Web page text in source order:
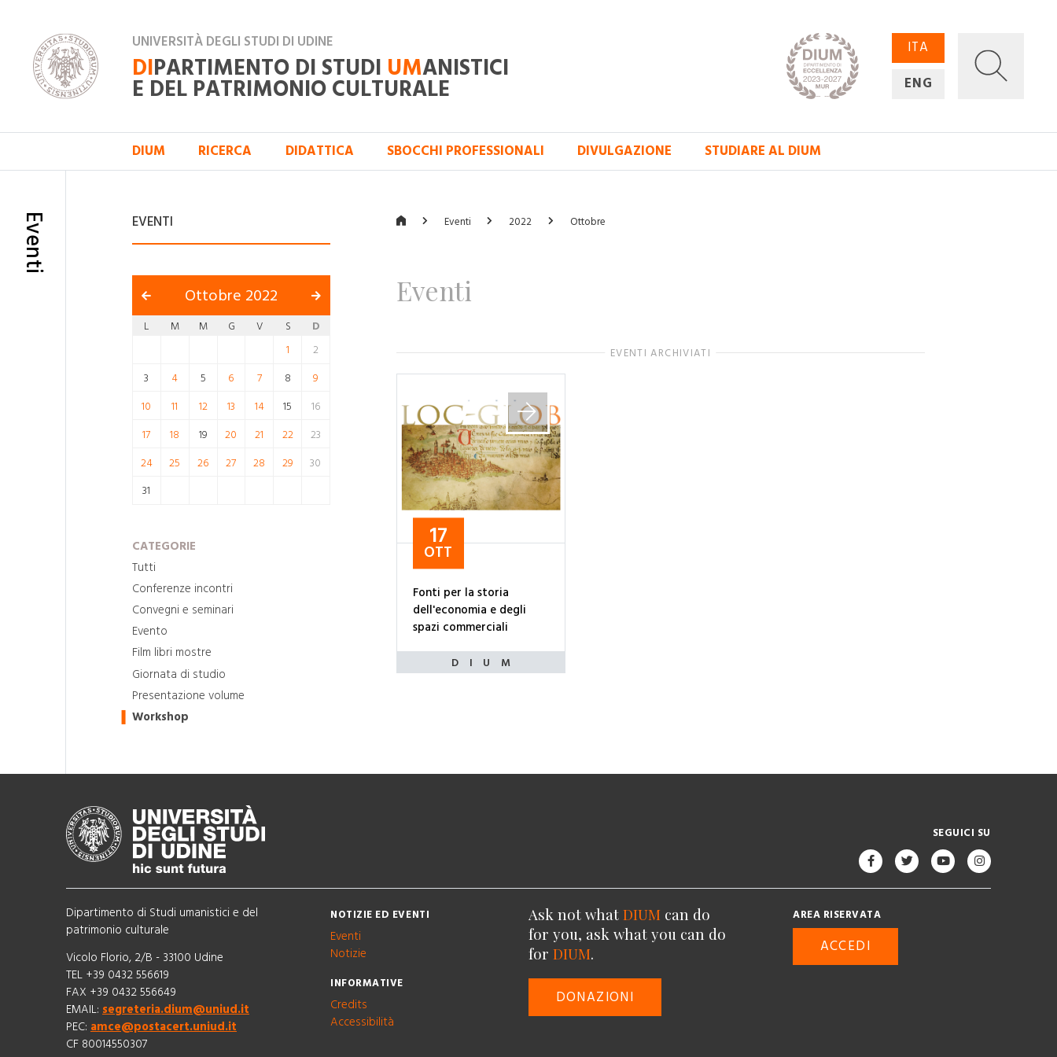
UNIVERSITÀ DEGLI STUDI DI UDINE
DIPARTIMENTO DI STUDI UMANISTICI
E DEL PATRIMONIO CULTURALE
ITA
ENG
DIUM RICERCA DIDATTICA SBOCCHI PROFESSIONALI DIVULGAZIONE STUDIARE AL DIUM
Eventi EVENTI
Ottobre 2022
L M M G V S
D
1
2
3
4 5 6 7 8
9
10
11 12 13 14 15
16
17
18 19 20 21 22
23
24
25 26 27 28 29
30
31
CATEGORIE
Tutti
Conferenze incontri
Convegni e seminari
Evento
Film libri mostre
Giornata di studio
Presentazione volume
Workshop
Eventi 2022 Ottobre
Eventi
EVENTI ARCHIVIATI
17
OTT
Fonti per la storia
dell'economia e degli
spazi commerciali
SEGUICI SU
Dipartimento di Studi umanistici e del
patrimonio culturale
Vicolo Florio, 2/B - 33100 Udine
TEL +39 0432 556619
FAX +39 0432 556649
EMAIL: segreteria.dium@uniud.it
PEC: amce@postacert.uniud.it
CF 80014550307
NOTIZIE ED EVENTI
Eventi
Notizie
INFORMATIVE
Credits
Accessibilità
Ask not what DIUM can do
for you, ask what you can do
for DIUM.
DONAZIONI
AREA RISERVATA
ACCEDI